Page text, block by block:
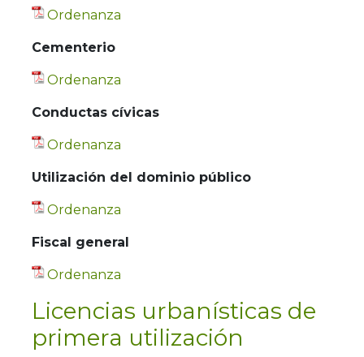
Ordenanza
Cementerio
Ordenanza
Conductas cívicas
Ordenanza
Utilización del dominio público
Ordenanza
Fiscal general
Ordenanza
Licencias urbanísticas de
primera utilización